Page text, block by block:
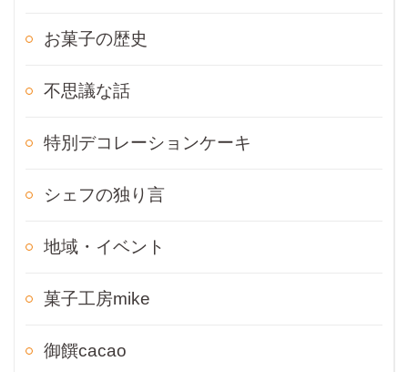
お菓子の歴史
不思議な話
特別デコレーションケーキ
シェフの独り言
地域・イベント
菓子工房mike
御饌cacao